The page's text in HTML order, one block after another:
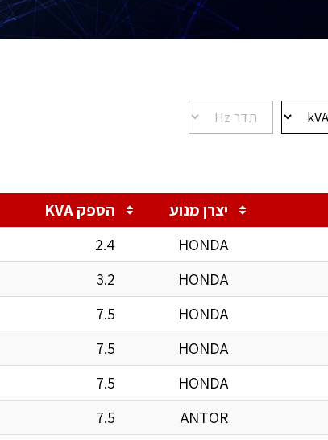
יצרן מנוע הספק KVA
HONDA
2.4
HONDA
3.2
HONDA
7.5
HONDA
7.5
HONDA
7.5
ANTOR
7.5